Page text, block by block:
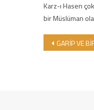
Karz-ı Hasen
bir Müslüman
Yazı
GARİP VE BİR O KADAR